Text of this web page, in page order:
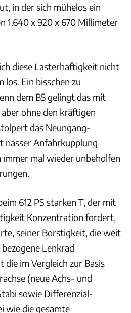
in der sich mühelos ein
1.640 x 920 x 670 Millimeter
diese Lasterhaftigkeit nicht
Ein bisschen zu
dem B5 gelingt das mit
ohne den kräftigen
das Neungang-
Anfahrkupplung
mal wieder unbeholfen
612 PS starken T, der mit
Konzentration fordert,
seiner Borstigkeit, die weit
Lenkrad
die im Vergleich zur Basis
(neue Achs- und
sowie Differenzial-
wie die gesamte